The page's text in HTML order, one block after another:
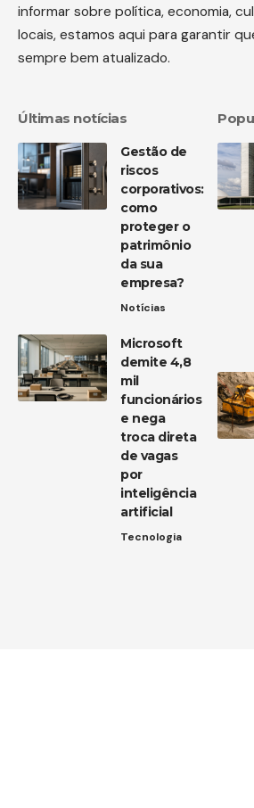
informar sobre política, economia,
locais, estamos aqui para garantir
sempre bem atualizado.
Últimas notícias
Gestão de
riscos
corporativos:
como
proteger o
patrimônio
da sua
empresa?
Notícias
Microsoft
demite 4,8
mil
funcionários
e nega
troca direta
de vagas
por
inteligência
artificial
Tecnologia